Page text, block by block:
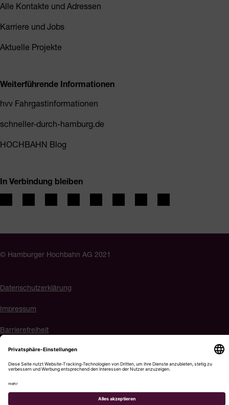
Alle Kontakte und Adressen
Karriere und Jobs
Aktuelle Projekte
Weiterführende Informationen
hvv Fahrgastinformationen
schneller-durch-hamburg.de
HOCHBAHN Blog
In Verbindung bleiben
© Hamburger Hochbahn AG 2021
Datenschutzerklärung
Impressum
Barrierefreiheit
Cookie-Einstellungen